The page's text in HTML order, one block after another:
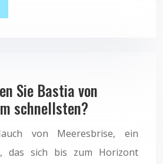
Sie Bastia von
schnellsten?
von Meeresbrise, ein
das sich bis zum Horizont